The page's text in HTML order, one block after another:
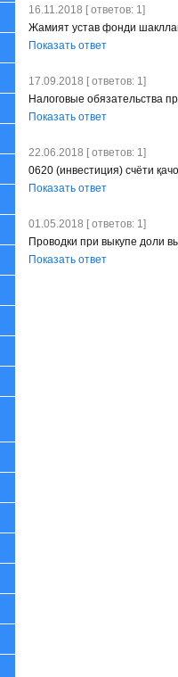
16.11.2018 [ ответов: 1]
Жамият устав фонди
Показать ответ
17.09.2018 [ ответов: 1]
Налоговые обязательства
Показать ответ
22.06.2018 [ ответов: 1]
0620 (инвестиция) счёти
Показать ответ
01.05.2018 [ ответов: 1]
Проводки при выкупе доли
Показать ответ